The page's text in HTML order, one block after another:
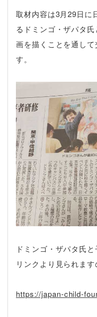
取材内容は3月29日に
るドミンゴ・ザパタ
画を描くことを通し
す。
ドミンゴ・ザパタ氏
リンクより見られます
https://japan-child-